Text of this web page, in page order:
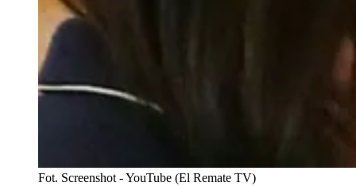
Fot. Screenshot - YouTube (El Remate TV)